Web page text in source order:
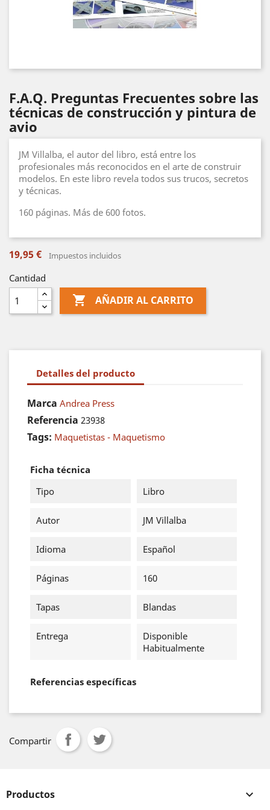
F.A.Q. Preguntas Frecuentes sobre las
técnicas de construcción y pintura de
avio
JM Villalba, el autor del libro, está entre los
profesionales más reconocidos en el arte de construir
modelos. En este libro revela todos sus trucos, secretos
y técnicas.
160 páginas. Más de 600 fotos.
19,95 € Impuestos incluidos
Cantidad
 AÑADIR AL CARRITO
Detalles del producto
Marca Andrea Press
Referencia 23938
Tags: Maquetistas - Maquetismo
Ficha técnica
Tipo
Libro
Autor JM Villalba
Idioma Español
Páginas 160
Tapas Blandas
Entrega
Disponible
Habitualmente
Referencias específicas
Compartir
Productos 